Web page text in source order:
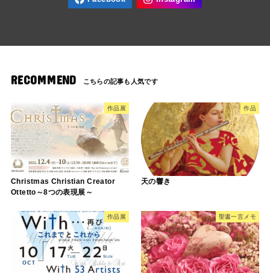
RECOMMEND
作品展
Christmas Christian Creator
Ottetto～8つの表現展～
作品
天の響き
作品展 聖書一言メモ